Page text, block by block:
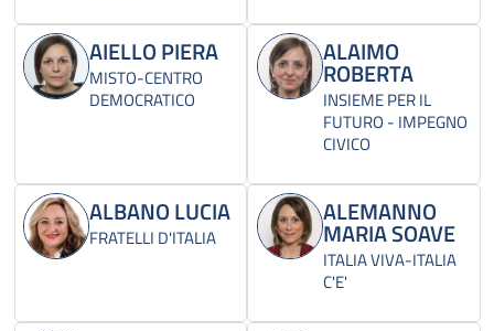
AIELLO PIERA
MISTO-CENTRO
DEMOCRATICO
ALAIMO
ROBERTA
INSIEME PER IL
FUTURO - IMPEGNO
CIVICO
ALBANO LUCIA
FRATELLI D'ITALIA
ALEMANNO
MARIA SOAVE
ITALIA VIVA-ITALIA
C'E'